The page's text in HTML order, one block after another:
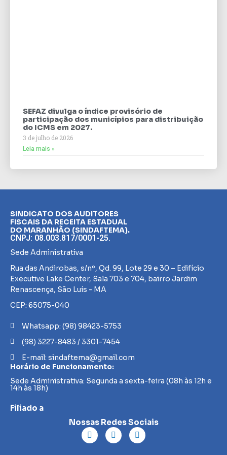
SEFAZ divulga o índice provisório de
participação dos municípios para distribuição
do ICMS em 2027.
3 de julho de 2026
Leia mais »
SINDICATO DOS AUDITORES
FISCAIS DA RECEITA ESTADUAL
DO MARANHÃO (SINDAFTEMA).
CNPJ: 08.003.817/0001-25.
Sede Administrativa
Rua das Andirobas, s/nº, Qd. 99, Lote 29 e 30 – Edifício
Executive Lake Center, Sala 703 e 704, bairro Jardim
Renascença, São Luís - MA
CEP: 65075-040
Whatsapp: (98) 98423-5753
(98) 3227-8483 / 3301-7454
E-mail: sindaftema@gmail.com
Horário de Funcionamento:
Sede Administrativa: Segunda a sexta-feira (08h às 12h e
14h às 18h)
Filiado a
Nossas Redes Sociais